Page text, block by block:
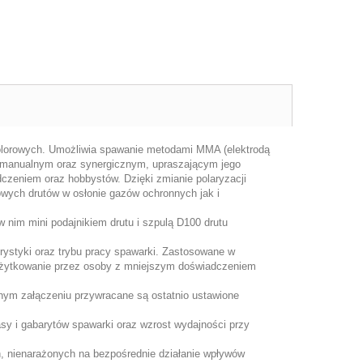
Umożliwia spawanie metodami MMA (elektrodą
oraz synergicznym, upraszającym jego
oraz hobbystów. Dzięki zmianie polaryzacji
drutów w osłonie gazów ochronnych jak i
nim mini podajnikiem drutu i szpulą D100 drutu
oraz trybu pracy spawarki. Zastosowane w
przez osoby z mniejszym doświadczeniem
załączeniu przywracane są ostatnio ustawione
i gabarytów spawarki oraz wzrost wydajności przy
na bezpośrednie działanie wpływów